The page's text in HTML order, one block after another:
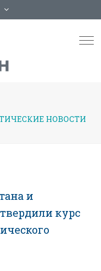
НОВОСТИ
и
курс